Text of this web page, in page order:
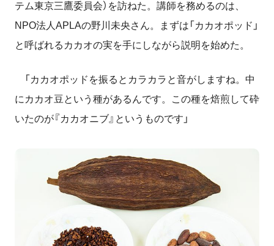
テム東京三鷹委員会）を訪ねた。講師を務めるのは、
NPO法人APLAの野川未央さん。まずは「カカオポッド」
と呼ばれるカカオの実を手にしながら説明を始めた。
「カカオポッドを振るとカラカラと音がしますね。中
にカカオ豆という種があるんです。この種を焙煎して砕
いたのが『カカオニブ』というものです」